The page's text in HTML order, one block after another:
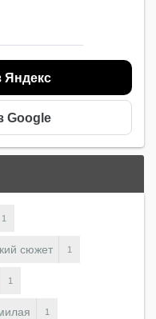
Яндекс
Google
1
сюжет 1
1
1